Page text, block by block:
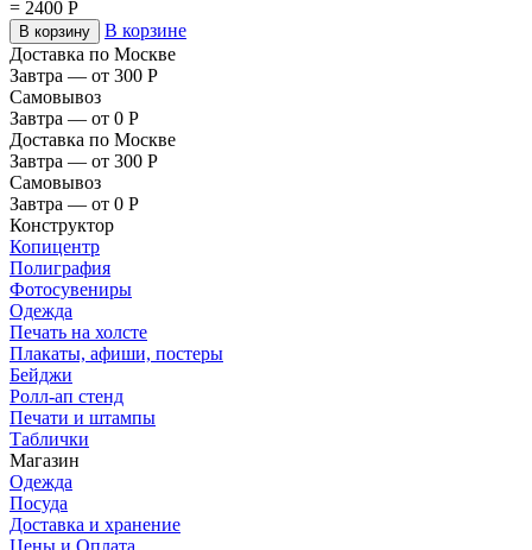
= 2400 Р
В корзину
В корзине
Доставка по Москве
Завтра — от 300 Р
Самовывоз
Завтра — от 0 Р
Доставка по Москве
Завтра — от 300 Р
Самовывоз
Завтра — от 0 Р
Конструктор
Копицентр
Полиграфия
Фотосувениры
Одежда
Печать на холсте
Плакаты, афиши, постеры
Бейджи
Ролл-ап стенд
Печати и штампы
Таблички
Магазин
Одежда
Посуда
Доставка и хранение
Цены и Оплата